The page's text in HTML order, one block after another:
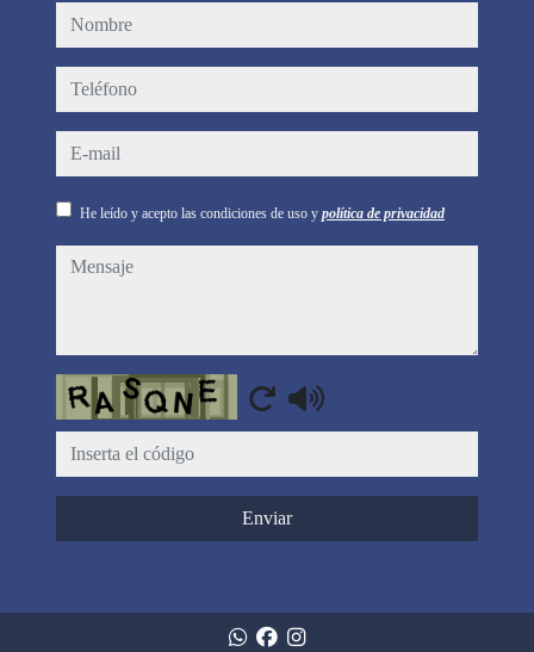
nombre
teléfono
e-mail
He leído y acepto las condiciones de uso y política de privacidad
mensaje
Captcha
Enviar